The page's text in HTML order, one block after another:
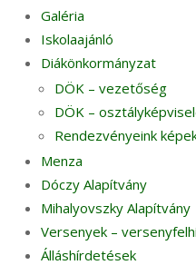
Galéria
Iskolaajánló
Diákönkormányzat
DÖK – vezetőség
DÖK –
Rendezvényeink
Menza
Dóczy Alapítvány
Mihalyovszky Alapítvány
Versenyek –
Álláshírdetések